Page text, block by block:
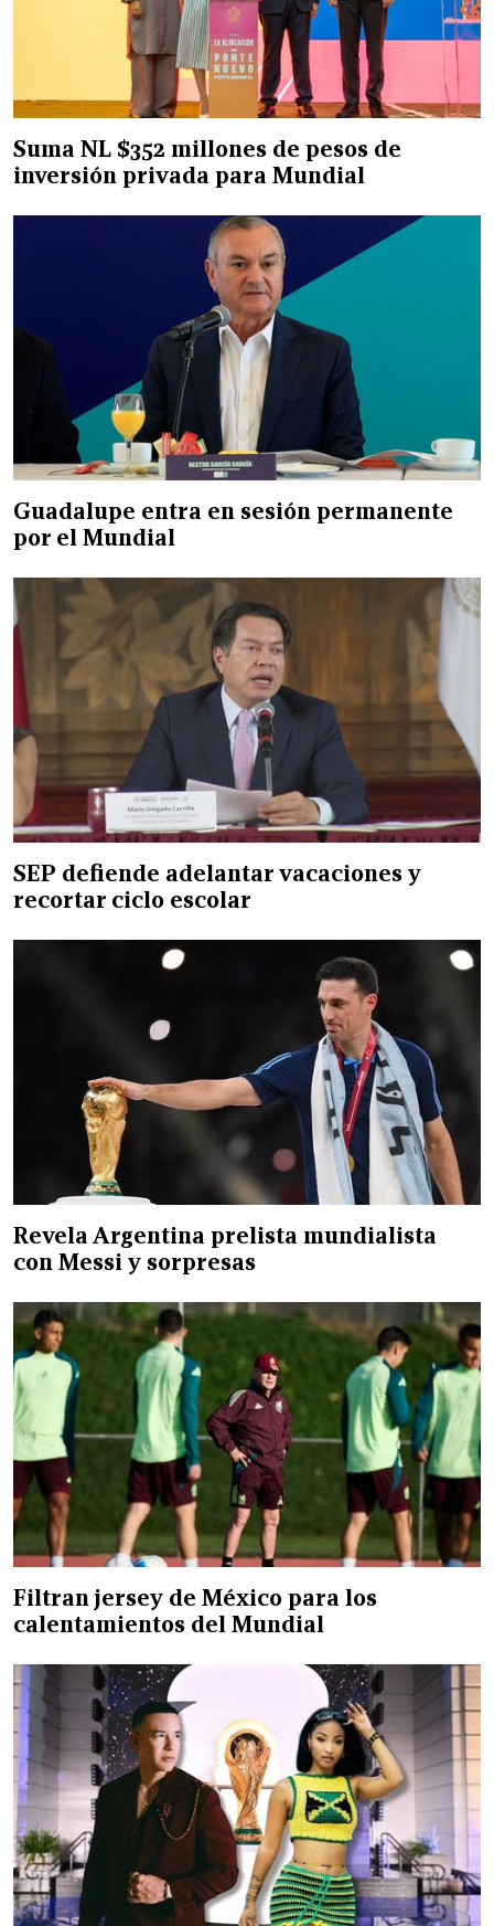
Suma NL $352 millones de pesos de
inversión privada para Mundial
Guadalupe entra en sesión permanente
por el Mundial
SEP defiende adelantar vacaciones y
recortar ciclo escolar
Revela Argentina prelista mundialista
con Messi y sorpresas
Filtran jersey de México para los
calentamientos del Mundial